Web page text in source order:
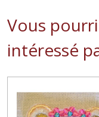
Vous
intéressé